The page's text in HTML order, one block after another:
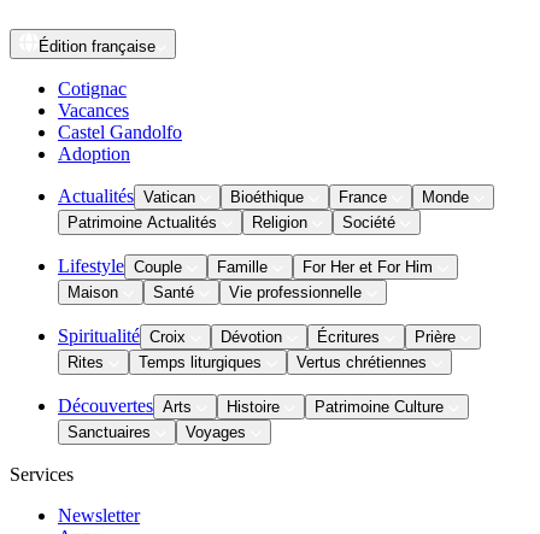
Édition française
Cotignac
Vacances
Castel Gandolfo
Adoption
Actualités Vatican Bioéthique France
Monde
Patrimoine Actualités
Religion Société
Lifestyle Couple Famille
For Her et For Him
Maison
Santé Vie professionnelle
Spiritualité Croix Dévotion Écritures
Prière
Rites
Temps liturgiques Vertus chrétiennes
Découvertes Arts Histoire
Patrimoine Culture
Sanctuaires
Voyages
Services
Newsletter